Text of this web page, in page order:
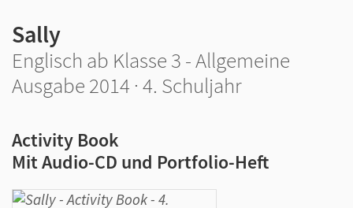
Sally
Englisch ab Klasse 3 - Allgemeine
Ausgabe 2014 · 4. Schuljahr
Activity Book
Mit Audio-CD und Portfolio-Heft